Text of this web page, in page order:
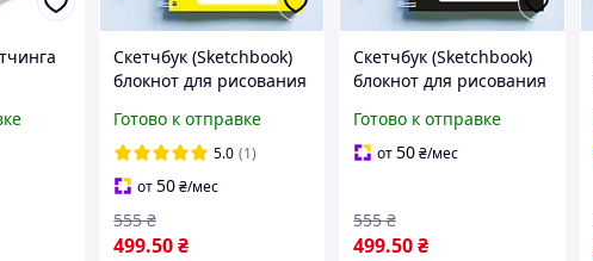
250
Скетчбук (Sketchbook)
блокнот для рисования
овечка: Я не
показываю свои
рисунки»
Готово к отправке
5.0 (1)
от50₴/мес
499.50₴
555 ₴
Скетчбук (Sketchbook)
блокнот для рисования
маске: Без паники»
Готово к отправке
от50₴/мес
499.50₴
555 ₴